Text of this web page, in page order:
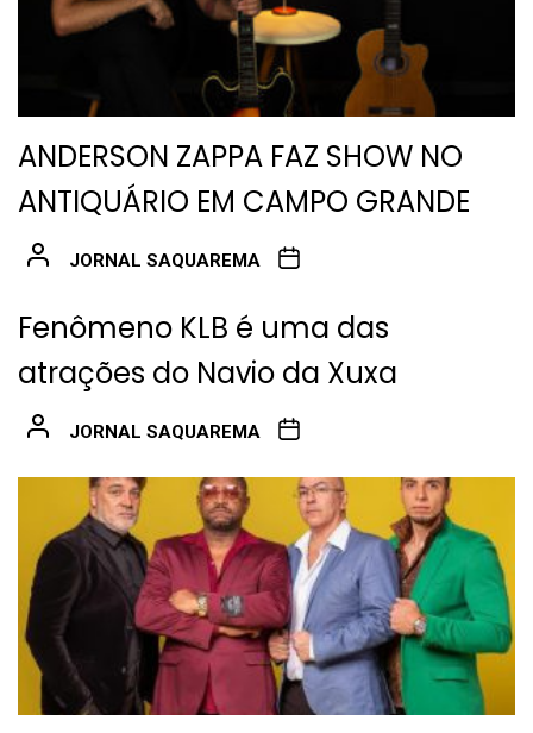
ANDERSON ZAPPA FAZ SHOW NO
ANTIQUÁRIO EM CAMPO GRANDE
JORNAL SAQUAREMA
Fenômeno KLB é uma das
atrações do Navio da Xuxa
JORNAL SAQUAREMA